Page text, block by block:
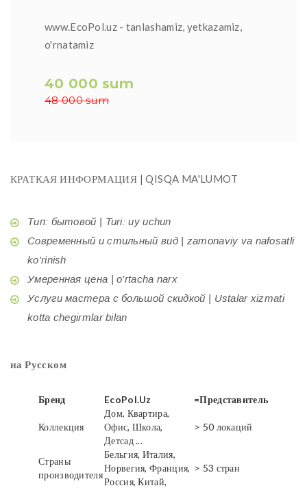
www.EcoPol.uz - tanlashamiz, yetkazamiz,
o'rnatamiz
40 000 sum
48 000 sum
КРАТКАЯ ИНФОРМАЦИЯ | QISQA MA'LUMOT
Тип: бытовой | Turi: uy uchun
Современный и стильный вид | zamonaviy va nafosatli
ko'rinish
Умеренная цена | o'rtacha narx
Услуги мастера с большой скидкой | Ustalar xizmati
kotta chegirmlar bilan
на Русском
Бренд EcoPol.Uz =Представитель
Коллекция
Дом, Квартира,
Офис, Школа,
Детсад ...
> 50 локаций
Страны
производителя
Бельгия, Италия,
Норвегия, Франция,
Россия, Китай,
> 53 стран